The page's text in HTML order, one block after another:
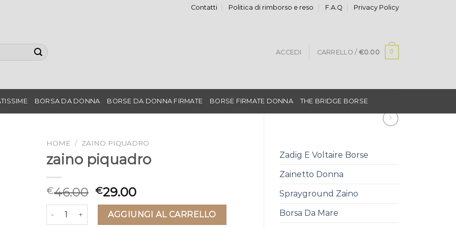
Contatti Politica di rimborso e reso F.A.Q Privacy Policy
ACCEDI CARRELLO / €0.00 0
BORSA DA DONNA BORSE DA DONNA FIRMATE BORSE FIRMATE DONNA THE BRIDGE BORSE
Zadig E Voltaire Borse
Zainetto Donna
Sprayground Zaino
Borsa Da Mare
HOME / ZAINO PIQUADRO
zaino piquadro
€46.00 €29.00
zaino piquadro quantitàAGGIUNGI AL CARRELLO